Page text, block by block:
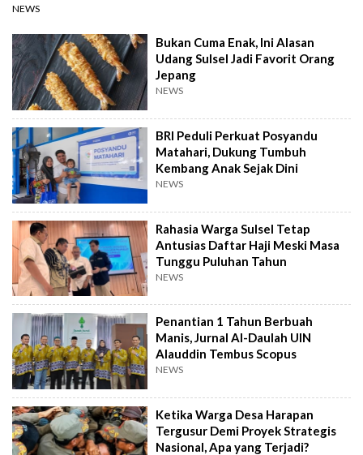
NEWS
Bukan Cuma Enak, Ini Alasan
Udang Sulsel Jadi Favorit Orang
Jepang
NEWS
BRI Peduli Perkuat Posyandu
Matahari, Dukung Tumbuh
Kembang Anak Sejak Dini
NEWS
Rahasia Warga Sulsel Tetap
Antusias Daftar Haji Meski Masa
Tunggu Puluhan Tahun
NEWS
Penantian 1 Tahun Berbuah
Manis, Jurnal Al-Daulah UIN
Alauddin Tembus Scopus
NEWS
Ketika Warga Desa Harapan
Tergusur Demi Proyek Strategis
Nasional, Apa yang Terjadi?